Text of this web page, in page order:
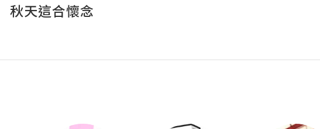
秋天這合懷念